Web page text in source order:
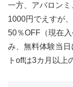
一方、アバロン
1000円でえすが
50％OFF（現在入
み、無料体験当
トoffは3カ月以上